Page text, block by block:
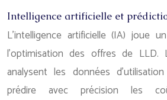
Intelligence artificielle et
L’intelligence artificielle (IA) joue
l’optimisation des offres de LLD.
analysent les données
prédire avec précision les